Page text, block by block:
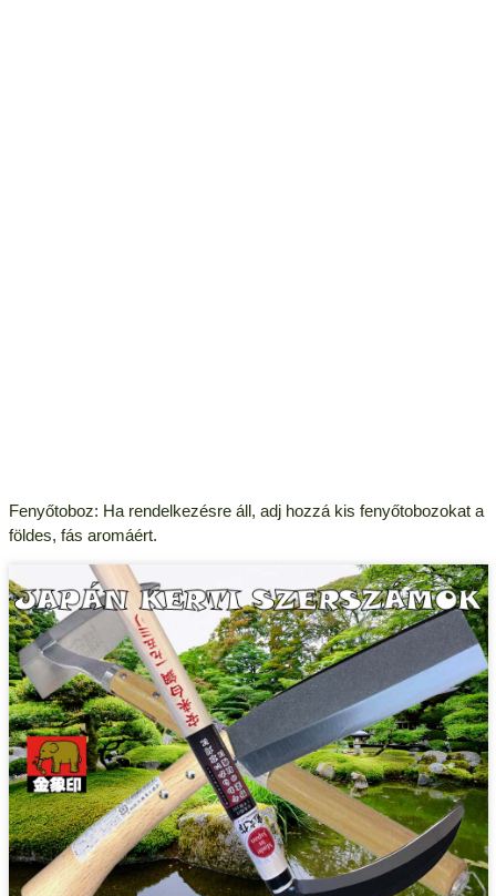
Fenyőtoboz: Ha rendelkezésre áll, adj hozzá kis fenyőtobozokat a
földes, fás aromáért.